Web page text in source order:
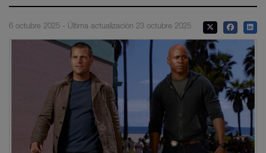
6 octubre 2025 - Última actualización 23 octubre 2025